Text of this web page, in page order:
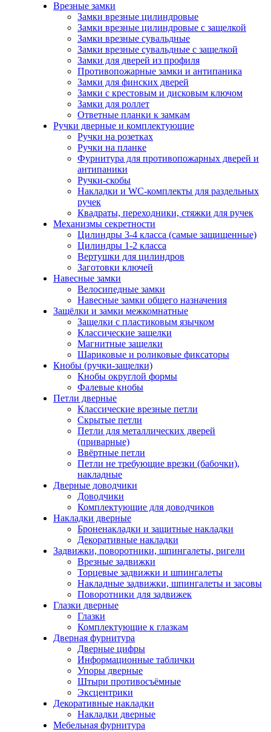
Врезные замки
Замки врезные цилиндровые
Замки врезные цилиндровые с защелкой
Замки врезные сувальдные
Замки врезные сувальдные с защелкой
Замки для дверей из профиля
Противопожарные замки и антипаника
Замки для финских дверей
Замки с крестовым и дисковым ключом
Замки для роллет
Ответные планки к замкам
Ручки дверные и комплектующие
Ручки на розетках
Ручки на планке
Фурнитура для противопожарных дверей и
антипаники
Ручки-скобы
Накладки и WC-комплекты для раздельных
ручек
Квадраты, переходники, стяжки для ручек
Механизмы секретности
Цилиндры 3-4 класса (самые защищенные)
Цилиндры 1-2 класса
Вертушки для цилиндров
Заготовки ключей
Навесные замки
Велосипедные замки
Навесные замки общего назначения
Защёлки и замки межкомнатные
Защелки с пластиковым язычком
Классические защелки
Магнитные защелки
Шариковые и роликовые фиксаторы
Кнобы (ручки-защелки)
Кнобы округлой формы
Фалевые кнобы
Петли дверные
Классические врезные петли
Скрытые петли
Петли для металлических дверей
(приварные)
Ввёртные петли
Петли не требующие врезки (бабочки),
накладные
Дверные доводчики
Доводчики
Комплектующие для доводчиков
Накладки дверные
Броненакладки и защитные накладки
Декоративные накладки
Задвижки, поворотники, шпингалеты, ригели
Врезные задвижки
Торцевые задвижки и шпингалеты
Накладные задвижки, шпингалеты и засовы
Поворотники для задвижек
Глазки дверные
Глазки
Комплектующие к глазкам
Дверная фурнитура
Дверные цифры
Информационные таблички
Упоры дверные
Штыри противосъёмные
Эксцентрики
Декоративные накладки
Накладки дверные
Мебельная фурнитура